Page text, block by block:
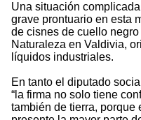
Una situación
grave prontuario en esta
de cisnes de cuello
Naturaleza en Valdivia,
líquidos industriales.
En tanto el diputado
“la firma no solo tiene
también de tierra, porque